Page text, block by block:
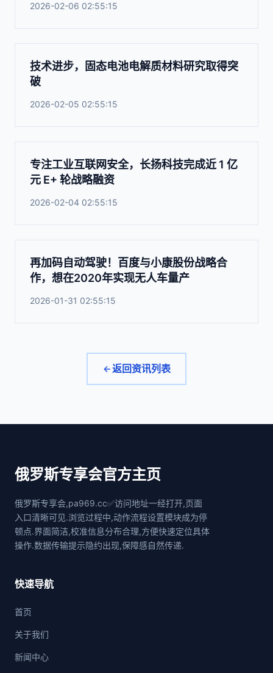
2026-02-06 02:55:15
技术进步，固态电池电解质材料研究取得突
破
2026-02-05 02:55:15
专注工业互联网安全，长扬科技完成近 1 亿
元 E+ 轮战略融资
2026-02-04 02:55:15
再加码自动驾驶！百度与小康股份战略合
作，想在2020年实现无人车量产
2026-01-31 02:55:15
返回资讯列表
俄罗斯专享会官方主页
俄罗斯专享会,pa969.cc✅访问地址一经打开,页面
入口清晰可见.浏览过程中,动作流程设置模块成为停
顿点.界面简洁,校准信息分布合理,方便快速定位具体
操作.数据传输提示隐约出现,保障感自然传递.
快速导航
首页
关于我们
新闻中心